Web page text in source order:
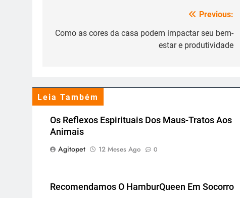
de
Previous:
Como as cores da casa podem impactar seu bem-
estar e produtividade
Leia Também
Os Reflexos Espirituais Dos Maus-Tratos Aos
Animais
Agitopet
12 Meses Ago 0
Recomendamos O HamburQueen Em Socorro